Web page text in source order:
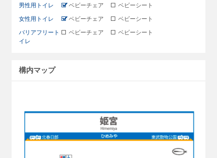
男性用トイレ ベビーチェア
ベビーシート
女性用トイレ
ベビーチェア
ベビーシート
バリアフリート
イレ
ベビーチェア ベビーシート
構内マップ